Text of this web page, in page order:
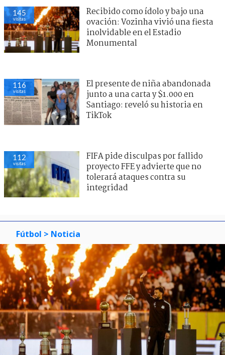
145
visitas
Recibido como ídolo y bajo una
ovación: Vozinha vivió una fiesta
inolvidable en el Estadio
Monumental
116
visitas
El presente de niña abandonada
junto a una carta y $1.000 en
Santiago: reveló su historia en
TikTok
112
visitas
FIFA pide disculpas por fallido
proyecto FFE y advierte que no
tolerará ataques contra su
integridad
Fútbol > Noticia